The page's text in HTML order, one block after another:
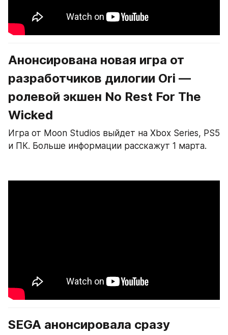
Анонсирована новая игра от
разработчиков дилогии Ori —
ролевой экшен No Rest For The
Wicked
Игра от Moon Studios выйдет на Xbox Series, PS5
и ПК. Больше информации расскажут 1 марта.
SEGA анонсировала сразу